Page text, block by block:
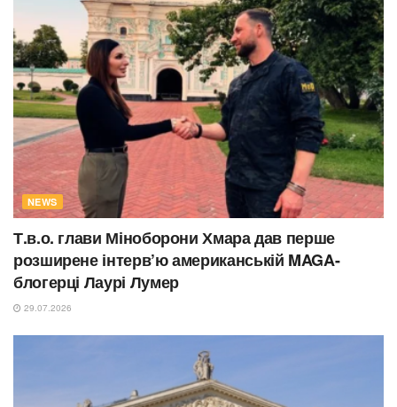
NEWS
Т.в.о. глави Міноборони Хмара дав перше
розширене інтерв’ю американській MAGA-
блогерці Лаурі Лумер
29.07.2026